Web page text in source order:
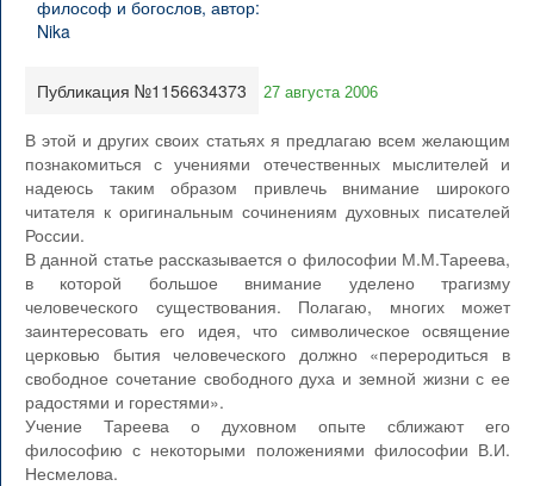
Публикация №1156634373 27 августа 2006
В этой и других своих статьях я предлагаю всем желающим
познакомиться с учениями отечественных мыслителей и
надеюсь таким образом привлечь внимание широкого
читателя к оригинальным сочинениям духовных писателей
России.
В данной статье рассказывается о философии М.М.Тареева,
в которой большое внимание уделено трагизму
человеческого существования. Полагаю, многих может
заинтересовать его идея, что символическое освящение
церковью бытия человеческого должно «переродиться в
свободное сочетание свободного духа и земной жизни с ее
радостями и горестями».
Учение Тареева о духовном опыте сближают его
философию с некоторыми положениями философии В.И.
Несмелова.